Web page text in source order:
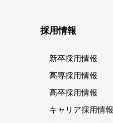
採用情報
新卒採用情報
高専採用情報
高卒採用情報
キャリア採用情報